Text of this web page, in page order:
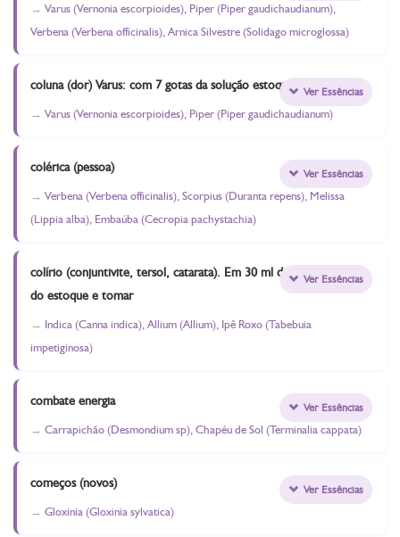
Varus (Vernonia escorpioides), Piper (Piper gaudichaudianum),
Verbena (Verbena officinalis), Arnica Silvestre (Solidago microglossa)
coluna (dor) Varus: com 7 gotas da solução estoque)
Varus (Vernonia escorpioides), Piper (Piper gaudichaudianum)
Ver Essências
colérica (pessoa)
Verbena (Verbena officinalis), Scorpius (Duranta repens), Melissa
(Lippia alba), Embaúba (Cecropia pachystachia)
Ver Essências
colírio (conjuntivite, tersol, catarata). Em 30 ml de água
do estoque e tomar
Indica (Canna indica), Allium (Allium), Ipê Roxo (Tabebuia
impetiginosa)
Ver Essências
combate energia
Carrapichão (Desmondium sp), Chapéu de Sol (Terminalia cappata)
Ver Essências
começos (novos)
Gloxinia (Gloxinia sylvatica)
Ver Essências